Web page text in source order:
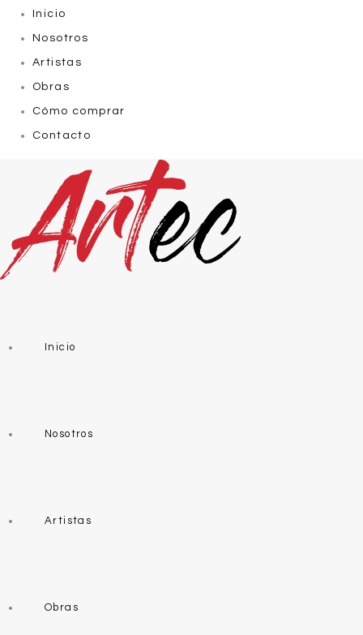
Inicio
Nosotros
Artistas
Obras
Cómo comprar
Contacto
Inicio
Nosotros
Artistas
Obras